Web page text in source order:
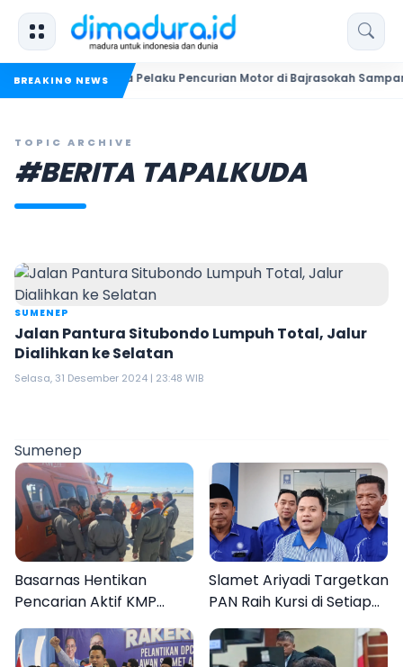
BREAKING NEWS
Bekuk Dua Pelaku Pencurian Motor di Bajrasokah Sampang
TOPIC ARCHIVE
#BERITA TAPALKUDA
SUMENEP
Jalan Pantura Situbondo Lumpuh Total, Jalur
Dialihkan ke Selatan
Selasa, 31 Desember 2024 | 23:48 WIB
Sumenep
Basarnas Hentikan
Pencarian Aktif KMP
Mutiara Sentosa II, Empat
Orang Masih Hilang
Slamet Ariyadi Targetkan
PAN Raih Kursi di Setiap
Dapil Sumenep pada
2029